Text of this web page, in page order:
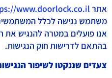
אתר www.doorlock.co.il/
משתמש נגישה לכלל
אנו פועלים במטרה להנגיש את
בהתאם לדרישות חוק הנגישות.
צעדים שננקטו לשיפור